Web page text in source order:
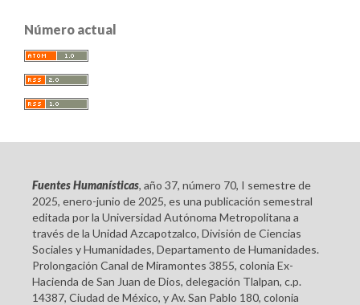
Número actual
Fuentes Humanísticas, año 37, número 70, I semestre de
2025, enero-junio de 2025, es una publicación semestral
editada por la Universidad Autónoma Metropolitana a
través de la Unidad Azcapotzalco, División de Ciencias
Sociales y Humanidades, Departamento de Humanidades.
Prolongación Canal de Miramontes 3855, colonia Ex-
Hacienda de San Juan de Dios, delegación Tlalpan, c.p.
14387, Ciudad de México, y Av. San Pablo 180, colonia